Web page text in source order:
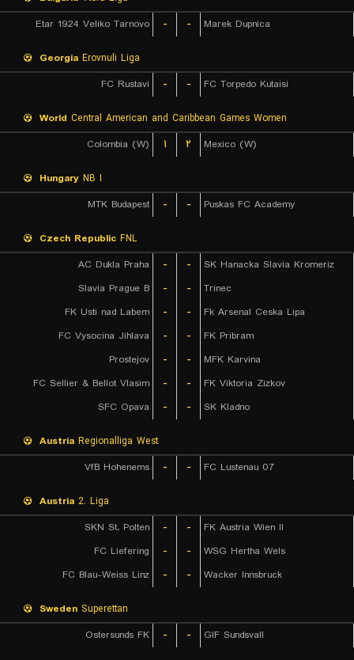
Etar 1924 Veliko Tarnovo
- - Marek Dupnica
Georgia Erovnuli Liga
FC Rustavi
- - FC Torpedo Kutaisi
World Central American and Caribbean Games Women
Colombia (W)
۱ ۲ Mexico (W)
Hungary NB I
MTK Budapest
- - Puskas FC Academy
Czech Republic FNL
AC Dukla Praha
- -
SK Hanacka Slavia Kromeriz
Slavia Prague B
- -
Trinec
FK Usti nad Labem
- -
Fk Arsenal Ceska Lipa
FC Vysocina Jihlava
- -
FK Pribram
Prostejov
- -
MFK Karvina
FC Sellier & Bellot Vlasim
- -
FK Viktoria Zizkov
SFC Opava
- - SK Kladno
Austria Regionalliga West
VfB Hohenems
- - FC Lustenau 07
Austria 2. Liga
SKN St. Polten
- -
FK Austria Wien II
FC Liefering
- -
WSG Hertha Wels
FC Blau-Weiss Linz
- - Wacker Innsbruck
Sweden Superettan
Ostersunds FK
- - GIF Sundsvall